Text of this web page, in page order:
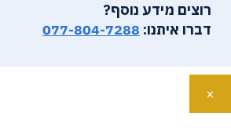
רוצים מידע נוסף?
דברו איתנו: 077-804-7288
×